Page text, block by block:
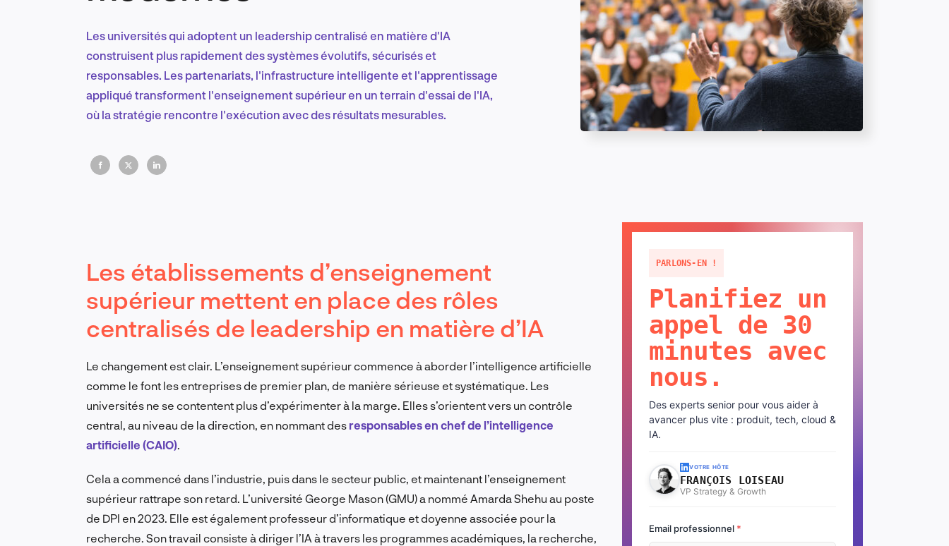
Marketing et croissance digitale
Recherche et conception produit
EN
FR
Les universités qui adoptent un leadership centralisé en matière d'IA
construisent plus rapidement des systèmes évolutifs, sécurisés et
responsables. Les partenariats, l'infrastructure intelligente et l'apprentissage
appliqué transforment l'enseignement supérieur en un terrain d'essai de l'IA,
où la stratégie rencontre l'exécution avec des résultats mesurables.
Les établissements d’enseignement
supérieur mettent en place des rôles
centralisés de leadership en matière d’IA
Le changement est clair. L’enseignement supérieur commence à aborder l’intelligence artificielle
comme le font les entreprises de premier plan, de manière sérieuse et systématique. Les
universités ne se contentent plus d’expérimenter à la marge. Elles s’orientent vers un contrôle
central, au niveau de la direction, en nommant des responsables en chef de l’intelligence
artificielle (CAIO).
Cela a commencé dans l’industrie, puis dans le secteur public, et maintenant l’enseignement
supérieur rattrape son retard. L’université George Mason (GMU) a nommé Amarda Shehu au poste
de DPI en 2023. Elle est également professeur d’informatique et doyenne associée pour la
recherche. Son travail consiste à diriger l’IA à travers les programmes académiques, la recherche,
PARLONS-EN !
Planifiez un
appel de 30
minutes avec
nous.
Des experts senior pour vous aider à
avancer plus vite : produit, tech, cloud &
IA.
VOTRE HÔTE
FRANÇOIS LOISEAU
VP Strategy & Growth
Email professionnel *